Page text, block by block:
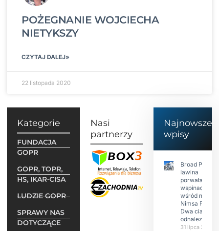
POŻEGNANIE WOJCIECHA
NIETYKSZY
CZYTAJ DALEJ»
22 listopada 2020
Kategorie
FUNDACJA
GOPR
GOPR, TOPR,
HS, IKAR-CISA
LUDZIE GOPR
SPRAWY NAS
DOTYCZĄCE
Nasi
partnerzy
Najnowsze
wpisy
Broad Peak:
lawina
porwała 10
wspinaczy,
wśród nich
Nimsa Purję.
Dwa ciała
odnalezione.
31 lipca 2026